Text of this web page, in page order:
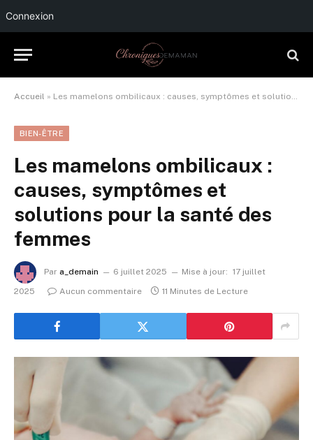
Connexion
Accueil » Les mamelons ombilicaux : causes, symptômes et solutions pour la santé des femmes
BIEN-ÊTRE
Les mamelons ombilicaux :
causes, symptômes et
solutions pour la santé des
femmes
Par a_demain 6 juillet 2025 Mise à jour: 17 juillet
2025
Aucun commentaire 11 Minutes de Lecture